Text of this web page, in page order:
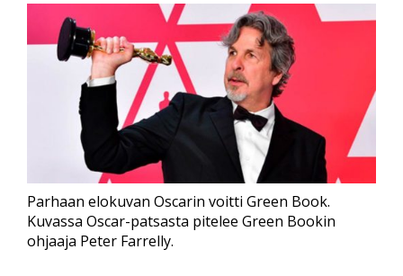
Parhaan elokuvan Oscarin voitti Green Book.
Kuvassa Oscar-patsasta pitelee Green Bookin
ohjaaja Peter Farrelly.